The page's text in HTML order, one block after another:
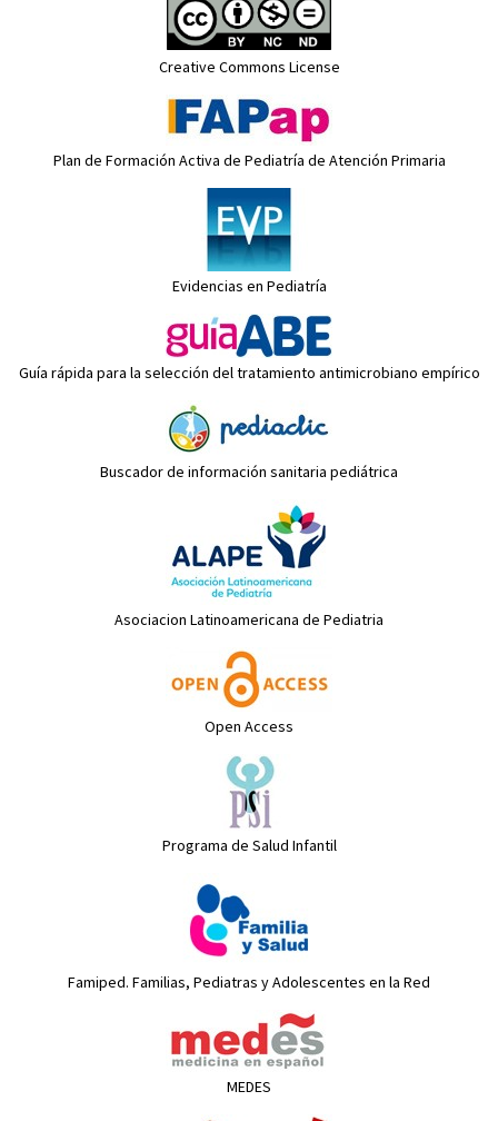
Creative Commons License
Plan de Formación Activa de Pediatría de Atención Primaria
Evidencias en Pediatría
Guía rápida para la selección del tratamiento antimicrobiano empírico
Buscador de información sanitaria pediátrica
Asociacion Latinoamericana de Pediatria
Open Access
Programa de Salud Infantil
Famiped. Familias, Pediatras y Adolescentes en la Red
MEDES